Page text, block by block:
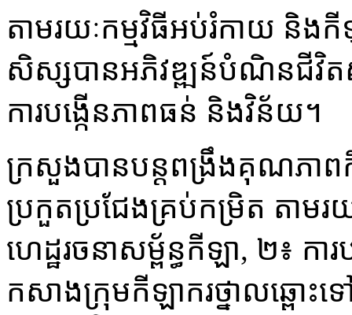
តាមរយៈកម្មវិធីអប់រំកាយ និង
សិស្សបានអភិវឌ្ឍន៍បំណិនជីវិតសំខ
ការបង្កើនភាពធន់ និងវិន័យ។
ក្រសួងបានបន្តពង្រឹងគុណភាព
ប្រកួតប្រជែងគ្រប់កម្រិត តាមរ
ហេដ្ឋរចនាសម្ព័ន្ធកីឡា, ២៖ កា
កសាងក្រុមកីឡាករថ្នាលឆ្ពោះទៅ